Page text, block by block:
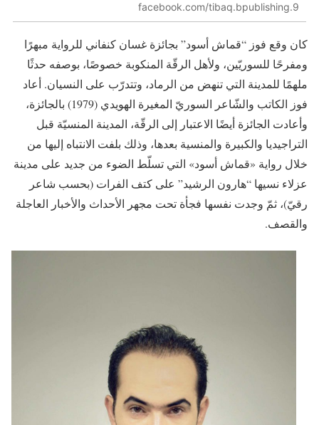
facebook.com/tibaq.bpublishing.9
كان وقع فوز “قماش أسود” بجائزة غسان كنفاني للرواية مبهرًا
ومفرحًا للسوريّين، ولأهل الرقّة المنكوبة خصوصًا، بوصفه حدثًا
ملهمًا للمدينة التي تنهض من الرماد، وتتدرّب على النسيان. أعاد
فوز الكاتب والشّاعر السوريّ المغيرة الهويدي (1979) بالجائزة،
وأعادت الجائزة أيضًا الاعتبار إلى الرقّة، المدينة المنسيّة قبل
التراجيديا والكبيرة والمنسية بعدها، وذلك بلفت الانتباه إليها من
خلال رواية «قماش أسود» التي تسلّط الضوء من جديد على مدينة
عزلاء نسيها “هارون الرشيد” على كتف الفرات (بحسب شاعر
رقيّ)، ثمّ وجدت نفسها فجأة تحت مجهر الأحداث والأخبار العاجلة
والقصف.